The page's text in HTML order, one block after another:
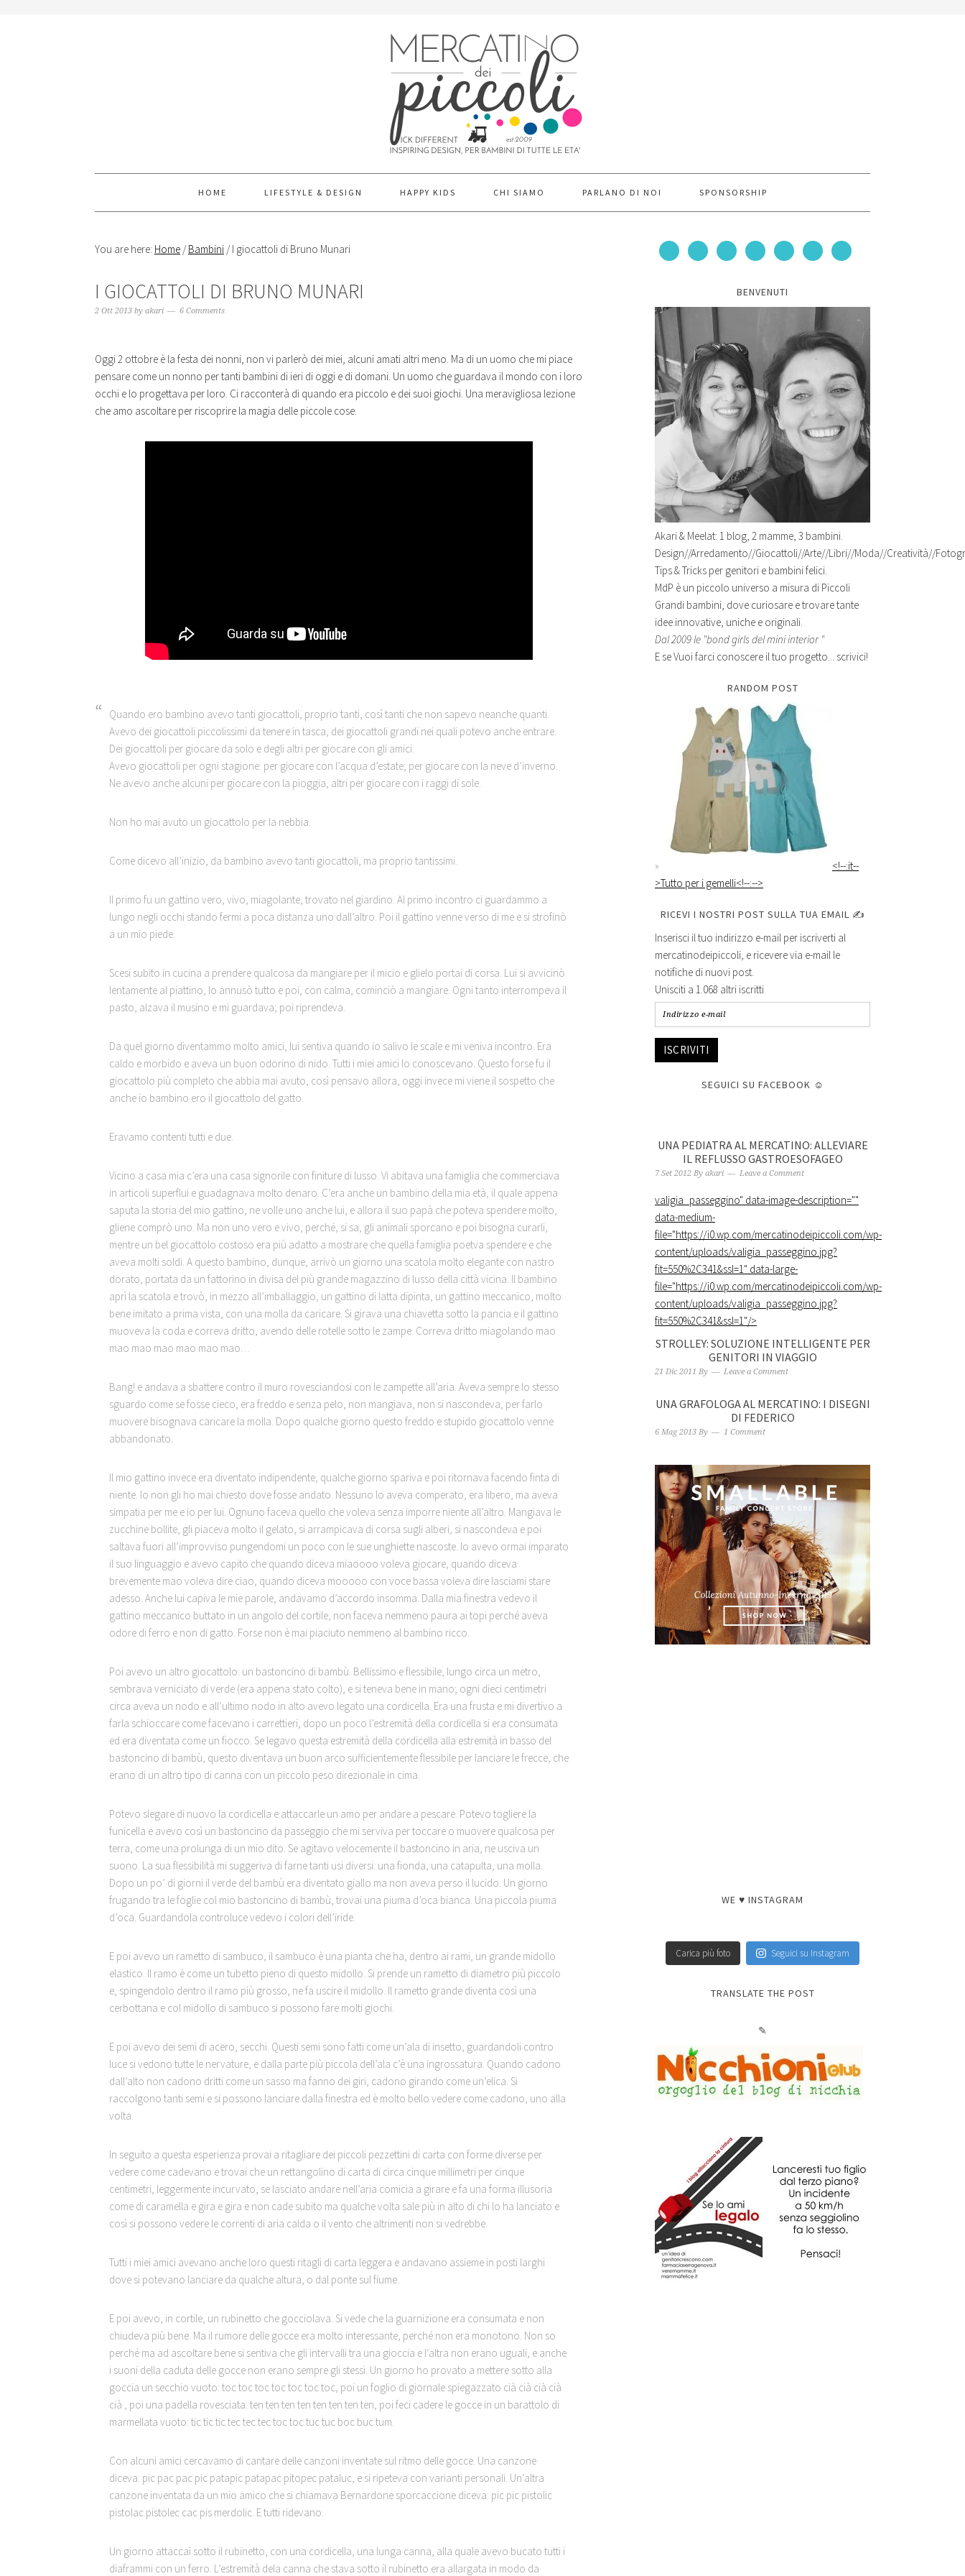
HOME LIFESTYLE & DESIGN HAPPY KIDS CHI SIAMO PARLANO DI NOI SPONSORSHIP
You are here: Home / Bambini /I giocattoli di Bruno Munari
I GIOCATTOLI DI BRUNO MUNARI
2 Ott 2013 by akari 6 Comments
Oggi 2 ottobre è la festa dei nonni, non vi parlerò dei miei, alcuni amati altri meno. Ma di un uomo che mi piace
pensare come un nonno per tanti bambini di ieri di oggi e di domani. Un uomo che guardava il mondo con i loro
occhi e lo progettava per loro. Ci racconterà di quando era piccolo e dei suoi giochi. Una meravigliosa lezione
che amo ascoltare per riscoprire la magia delle piccole cose.
Quando ero bambino avevo tanti giocattoli, proprio tanti, così tanti che non sapevo neanche quanti.
Avevo dei giocattoli piccolissimi da tenere in tasca, dei giocattoli grandi nei quali potevo anche entrare.
Dei giocattoli per giocare da solo e degli altri per giocare con gli amici.
Avevo giocattoli per ogni stagione: per giocare con l’acqua d’estate; per giocare con la neve d’inverno.
Ne avevo anche alcuni per giocare con la pioggia, altri per giocare con i raggi di sole.
Non ho mai avuto un giocattolo per la nebbia.
Come dicevo all’inizio, da bambino avevo tanti giocattoli, ma proprio tantissimi.
Il primo fu un gattino vero, vivo, miagolante, trovato nel giardino. Al primo incontro ci guardammo a
lungo negli occhi stando fermi a poca distanza uno dall’altro. Poi il gattino venne verso di me e si strofinò
a un mio piede.
Scesi subito in cucina a prendere qualcosa da mangiare per il micio e glielo portai di corsa. Lui si avvicinò
lentamente al piattino, lo annusò tutto e poi, con calma, cominciò a mangiare. Ogni tanto interrompeva il
pasto, alzava il musino e mi guardava; poi riprendeva.
Da quel giorno diventammo molto amici, lui sentiva quando io salivo le scale e mi veniva incontro. Era
caldo e morbido e aveva un buon odorino di nido. Tutti i miei amici lo conoscevano. Questo forse fu il
giocattolo più completo che abbia mai avuto, così pensavo allora, oggi invece mi viene il sospetto che
anche io bambino ero il giocattolo del gatto.
Eravamo contenti tutti e due.
Vicino a casa mia c’era una casa signorile con finiture di lusso. Vi abitava una famiglia che commerciava
in articoli superflui e guadagnava molto denaro. C’era anche un bambino della mia età, il quale appena
saputa la storia del mio gattino, ne volle uno anche lui, e allora il suo papà che poteva spendere molto,
gliene comprò uno. Ma non uno vero e vivo, perché, si sa, gli animali sporcano e poi bisogna curarli,
mentre un bel giocattolo costoso era più adatto a mostrare che quella famiglia poetva spendere e che
aveva molti soldi. A questo bambino, dunque, arrivò un giorno una scatola molto elegante con nastro
dorato, portata da un fattorino in divisa del più grande magazzino di lusso della città vicina. Il bambino
aprì la scatola e trovò, in mezzo all’imballaggio, un gattino di latta dipinta, un gattino meccanico, molto
bene imitato a prima vista, con una molla da caricare. Si girava una chiavetta sotto la pancia e il gattino
muoveva la coda e correva dritto, avendo delle rotelle sotto le zampe. Correva dritto miagolando mao
mao mao mao mao mao mao…
Bang! e andava a sbattere contro il muro rovesciandosi con le zampette all’aria. Aveva sempre lo stesso
sguardo come se fosse cieco, era freddo e senza pelo, non mangiava, non si nascondeva, per farlo
muovere bisognava caricare la molla. Dopo qualche giorno questo freddo e stupido giocattolo venne
abbandonato.
Il mio gattino invece era diventato indipendente, qualche giorno spariva e poi ritornava facendo finta di
niente. Io non gli ho mai chiesto dove fosse andato. Nessuno lo aveva comperato, era libero, ma aveva
simpatia per me e io per lui. Ognuno faceva quello che voleva senza imporre niente all’altro. Mangiava le
zucchine bollite, gli piaceva molto il gelato, si arrampicava di corsa sugli alberi, si nascondeva e poi
saltava fuori all’improvviso pungendomi un poco con le sue unghiette nascoste. Io avevo ormai imparato
il suo linguaggio e avevo capito che quando diceva miaoooo voleva giocare, quando diceva
brevemente mao voleva dire ciao, quando diceva mooooo con voce bassa voleva dire lasciami stare
adesso. Anche lui capiva le mie parole, andavamo d’accordo insomma. Dalla mia finestra vedevo il
gattino meccanico buttato in un angolo del cortile, non faceva nemmeno paura ai topi perché aveva
odore di ferro e non di gatto. Forse non è mai piaciuto nemmeno al bambino ricco.
Poi avevo un altro giocattolo: un bastoncino di bambù. Bellissimo e flessibile, lungo circa un metro,
sembrava verniciato di verde (era appena stato colto), e si teneva bene in mano; ogni dieci centimetri
circa aveva un nodo e all’ultimo nodo in alto avevo legato una cordicella. Era una frusta e mi divertivo a
farla schioccare come facevano i carrettieri, dopo un poco l’estremità della cordicella si era consumata
ed era diventata come un fiocco. Se legavo questa estremità della cordicella alla estremità in basso del
bastoncino di bambù, questo diventava un buon arco sufficientemente flessibile per lanciare le frecce, che
erano di un altro tipo di canna con un piccolo peso direzionale in cima.
Potevo slegare di nuovo la cordicella e attaccarle un amo per andare a pescare. Potevo togliere la
funicella e avevo così un bastoncino da passeggio che mi serviva per toccare o muovere qualcosa per
terra, come una prolunga di un mio dito. Se agitavo velocemente il bastoncino in aria, ne usciva un
suono. La sua flessibilità mi suggeriva di farne tanti usi diversi: una fionda, una catapulta, una molla.
Dopo un po’ di giorni il verde del bambù era diventato giallo ma non aveva perso il lucido. Un giorno
frugando tra le foglie col mio bastoncino di bambù, trovai una piuma d’oca bianca. Una piccola piuma
d’oca. Guardandola controluce vedevo i colori dell’iride.
E poi avevo un rametto di sambuco, il sambuco è una pianta che ha, dentro ai rami, un grande midollo
elastico. Il ramo è come un tubetto pieno di questo midollo. Si prende un rametto di diametro più piccolo
e, spingendolo dentro il ramo più grosso, ne fa uscire il midollo. Il rametto grande diventa così una
cerbottana e col midollo di sambuco si possono fare molti giochi.
E poi avevo dei semi di acero, secchi. Questi semi sono fatti come un’ala di insetto, guardandoli contro
luce si vedono tutte le nervature, e dalla parte più piccola dell’ala c’è una ingrossatura. Quando cadono
dall’alto non cadono dritti come un sasso ma fanno dei giri, cadono girando come un’elica. Si
raccolgono tanti semi e si possono lanciare dalla finestra ed è molto bello vedere come cadono, uno alla
volta.
In seguito a questa esperienza provai a ritagliare dei piccoli pezzettini di carta con forme diverse per
vedere come cadevano e trovai che un rettangolino di carta di circa cinque millimetri per cinque
centimetri, leggermente incurvato, se lasciato andare nell’aria comicia a girare e fa una forma illusoria
come di caramella e gira e gira e non cade subito ma qualche volta sale più in alto di chi lo ha lanciato e
così si possono vedere le correnti di aria calda o il vento che altrimenti non si vedrebbe.
Tutti i miei amici avevano anche loro questi ritagli di carta leggera e andavano assieme in posti larghi
dove si potevano lanciare da qualche altura, o dal ponte sul fiume.
E poi avevo, in cortile, un rubinetto che gocciolava. Si vede che la guarnizione era consumata e non
chiudeva più bene. Ma il rumore delle gocce era molto interessante, perché non era monotono. Non so
perché ma ad ascoltare bene si sentiva che gli intervalli tra una gioccia e l’altra non erano uguali, e anche
i suoni della caduta delle gocce non erano sempre gli stessi. Un giorno ho provato a mettere sotto alla
goccia un secchio vuoto: toc toc toc toc toc toc toc, poi un foglio di giornale spiegazzato cià cià cià cià
cià , poi una padella rovesciata: ten ten ten ten ten ten ten ten, poi feci cadere le gocce in un barattolo di
marmellata vuoto: tic tic tic tec tec tec toc toc tuc tuc boc buc tum.
Con alcuni amici cercavamo di cantare delle canzoni inventate sul ritmo delle gocce. Una canzone
diceva: pic pac pac pic patapic patapac pitopec pataluc, e si ripeteva con varianti personali. Un’altra
canzone inventata da un mio amico che si chiamava Bernardone sporcaccione diceva: pic pic pistolic
pistolac pistolec cac pis merdolic. E tutti ridevano.
Un giorno attaccai sotto il rubinetto, con una cordicella, una lunga canna, alla quale avevo bucato tutti i
diaframmi con un ferro. L’estremità dela canna che stava sotto il rubinetto era allargata in modo da
BENVENUTI
Akari & Meelat: 1 blog, 2 mamme, 3 bambini.
Design//Arredamento//Giocattoli//Arte//Libri//Moda//Creatività//
Tips & Tricks per genitori e bambini felici.
MdP è un piccolo universo a misura di Piccoli
Grandi bambini, dove curiosare e trovare tante
idee innovative, uniche e originali.
Dal 2009 le "bond girls del mini interior "
E se Vuoi farci conoscere il tuo progetto... scrivici!
RANDOM POST
<!--:it--
>Tutto per i gemelli<!--:-->
RICEVI I NOSTRI POST SULLA TUA EMAIL ✍
Inserisci il tuo indirizzo e-mail per iscriverti al
mercatinodeipiccoli, e ricevere via e-mail le
notifiche di nuovi post.
Unisciti a 1.068 altri iscritti
ISCRIVITI
SEGUICI SU FACEBOOK ☺
UNA PEDIATRA AL MERCATINO: ALLEVIARE
IL REFLUSSO GASTROESOFAGEO
7 Set 2012 By akari Leave a Comment
valigia_passeggino" data-image-description=""
data-medium-
file="https://i0.wp.com/mercatinodeipiccoli.com/wp-
content/uploads/valigia_passeggino.jpg?
fit=550%2C341&ssl=1" data-large-
file="https://i0.wp.com/mercatinodeipiccoli.com/wp-
content/uploads/valigia_passeggino.jpg?
fit=550%2C341&ssl=1"/>
STROLLEY: SOLUZIONE INTELLIGENTE PER
GENITORI IN VIAGGIO
21 Dic 2011 By Leave a Comment
UNA GRAFOLOGA AL MERCATINO: I DISEGNI
DI FEDERICO
6 Mag 2013 By 1 Comment
WE ♥ INSTAGRAM
Carica più foto Seguici su Instagram
TRANSLATE THE POST
✎